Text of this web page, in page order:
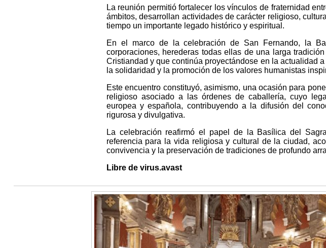
La reunión permitió fortalecer los vínculos de fraternidad
ámbitos, desarrollan actividades de carácter religioso,
tiempo un importante legado histórico y espiritual.
En el marco de la celebración de San Fernando, la
corporaciones, herederas todas ellas de una larga
Cristiandad y que continúa proyectándose en la actualidad
la solidaridad y la promoción de los valores humanistas
Este encuentro constituyó, asimismo, una ocasión para
religioso asociado a las órdenes de caballería, cuyo
europea y española, contribuyendo a la difusión del
rigurosa y divulgativa.
La celebración reafirmó el papel de la Basílica del
referencia para la vida religiosa y cultural de la ciudad,
convivencia y la preservación de tradiciones de profundo
Libre de virus.avast